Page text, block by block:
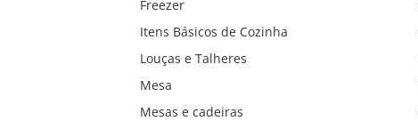
Freezer
Itens Básicos de Cozinha
Louças e Talheres
Mesa
Mesas e cadeiras